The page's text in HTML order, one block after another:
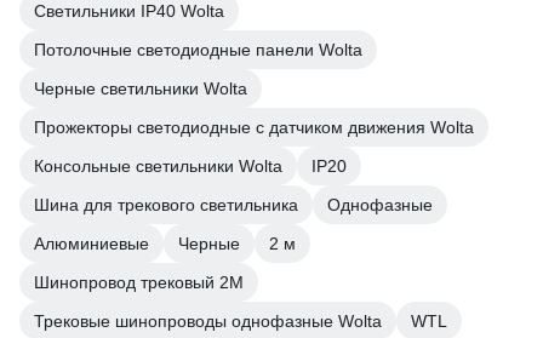
Светильники IP40 Wolta
Потолочные светодиодные панели Wolta
Черные светильники Wolta
Прожекторы светодиодные с датчиком движения Wolta
Консольные светильники Wolta
IP20
Шина для трекового светильника
Однофазные
Алюминиевые
Черные
2 м
Шинопровод трековый 2М
Трековые шинопроводы однофазные Wolta
WTL